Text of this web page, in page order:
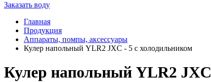
Заказать воду
Главная
Продукция
Аппараты, помпы, аксессуары
Кулер напольный YLR2 JXC - 5 c холодильником
Кулер напольный YLR2